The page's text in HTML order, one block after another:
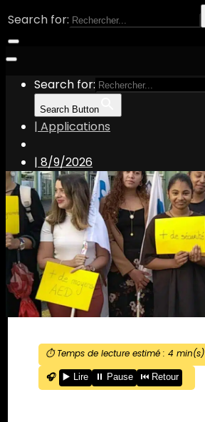
Search for:
Search for:
Search Button
| Applications
| 8/9/2026
⏱️ Temps de lecture estimé : 4 min(s)
🎧
▶️ Lire ⏸️ Pause ⏮️ Retour